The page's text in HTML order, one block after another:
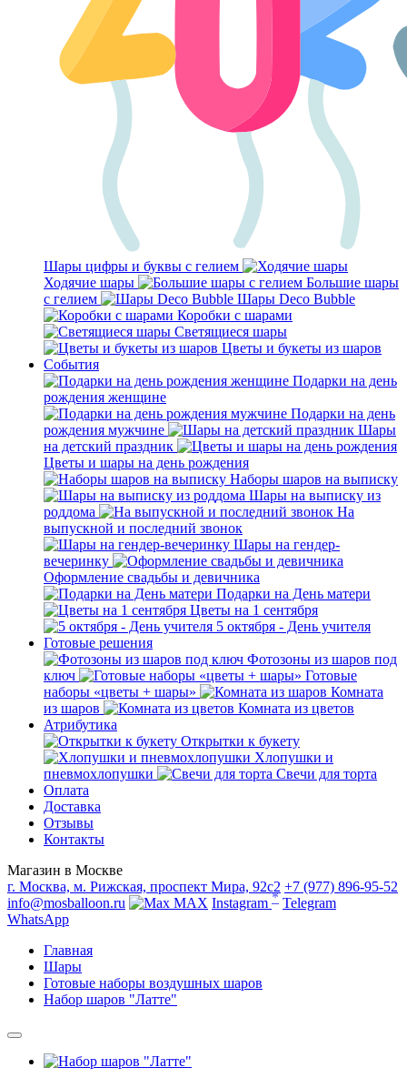
Шары цифры и буквы с гелием
Ходячие шары
Большие шары
с гелием
Шары Deco Bubble
Коробки с шарами
Светящиеся шары
Цветы и букеты из шаров
События
Подарки на день
рождения женщине
Подарки на день
рождения мужчине
Шары
на детский праздник
Цветы и шары на день рождения
Наборы шаров на выписку
Шары на выписку из
роддома
На
выпускной и последний звонок
Шары на гендер-
вечеринку
Оформление свадьбы и девичника
Подарки на День матери
Цветы на 1 сентября
5 октября - День учителя
Готовые решения
Фотозоны из шаров под
ключ
Готовые
наборы «цветы + шары»
Комната
из шаров
Комната из цветов
Атрибутика
Открытки к букету
Хлопушки и
пневмохлопушки
Свечи для торта
Оплата
Доставка
Отзывы
Контакты
Магазин в Москве
г. Москва, м. Рижская, проспект Мира, 92с2 +7 (977) 896-95-52
info@mosballoon.ru
MAX Instagram * Telegram
WhatsApp
Главная
Шары
Готовые наборы воздушных шаров
Набор шаров "Латте"